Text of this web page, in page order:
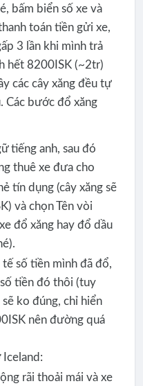
bấm biển số xe và
toán tiền gửi xe,
3 lần khi mình trả
hết 8200ISK (~2tr)
các cây xăng đều tự
Các bước đổ xăng
tiếng anh, sau đó
thuê xe đưa cho
tín dụng (cây xăng sẽ
và chọn Tên vòi
đổ xăng hay đổ dầu
số tiền mình đã đổ,
tiền đó thôi (tuy
ko đúng, chỉ hiển
nên đường quá
Iceland:
rãi thoải mái và xe